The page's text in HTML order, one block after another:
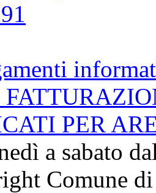
PER
a sabato
Comune